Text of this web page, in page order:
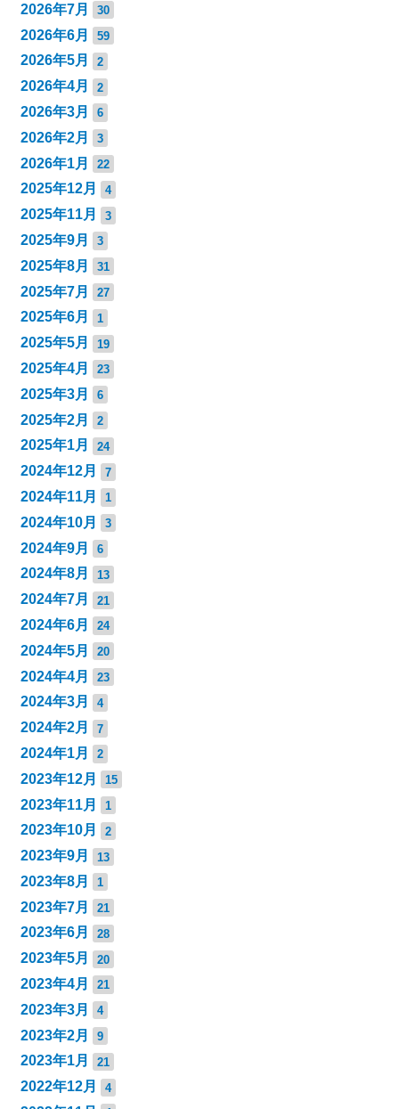
2026年7月 30
2026年6月 59
2026年5月 2
2026年4月 2
2026年3月 6
2026年2月 3
2026年1月 22
2025年12月 4
2025年11月 3
2025年9月 3
2025年8月 31
2025年7月 27
2025年6月 1
2025年5月 19
2025年4月 23
2025年3月 6
2025年2月 2
2025年1月 24
2024年12月 7
2024年11月 1
2024年10月 3
2024年9月 6
2024年8月 13
2024年7月 21
2024年6月 24
2024年5月 20
2024年4月 23
2024年3月 4
2024年2月 7
2024年1月 2
2023年12月 15
2023年11月 1
2023年10月 2
2023年9月 13
2023年8月 1
2023年7月 21
2023年6月 28
2023年5月 20
2023年4月 21
2023年3月 4
2023年2月 9
2023年1月 21
2022年12月 4